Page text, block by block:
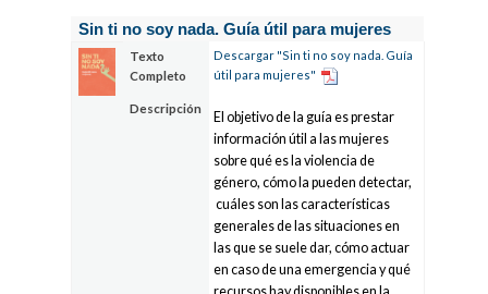
Sin ti no soy nada. Guía útil para mujeres
Texto
Completo
Descargar "Sin ti no soy nada. Guía
útil para mujeres"
Descripción
El objetivo de la guía es prestar
información útil a las mujeres
sobre qué es la violencia de
género, cómo la pueden detectar,
cuáles son las características
generales de las situaciones en
las que se suele dar, cómo actuar
en caso de una emergencia y qué